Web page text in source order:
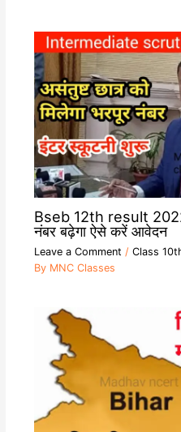
Bseb 12th result
नंबर बढ़ेगा ऐसे करें आवेदन
Leave a Comment / Class
By MNC Classes